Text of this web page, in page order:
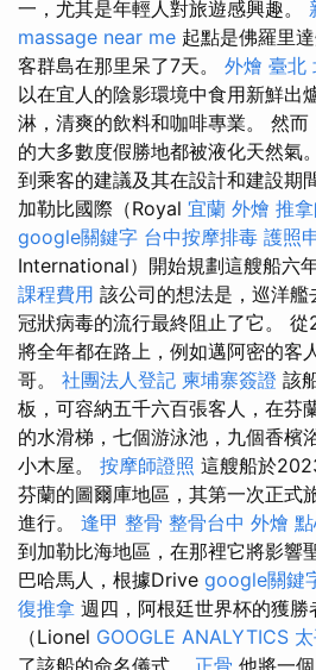
一，尤其是年輕人對旅遊感興趣。
massage near me 起點是佛羅里
客群島在那里呆了7天。 外燴 臺北
以在宜人的陰影環境中食用新鮮出
淋，清爽的飲料和咖啡專業。 然
的大多數度假勝地都被液化天然氣。
到乘客的建議及其在設計和建設期
加勒比國際（Royal 宜蘭 外燴 推
google關鍵字 台中按摩排毒 護照
International）開始規劃這艘船六
課程費用 該公司的想法是，巡洋艦
冠狀病毒的流行最終阻止了它。
將全年都在路上，例如邁阿密的客
哥。 社團法人登記 柬埔寨簽證 該
板，可容納五千六百張客人，在芬
的水滑梯，七個游泳池，九個香
小木屋。 按摩師證照 這艘船於
芬蘭的圖爾庫地區，其第一次正式
進行。 逢甲 整骨 整骨台中 外燴
到加勒比海地區，在那裡它將影響
巴哈馬人，根據Drive google關鍵
復推拿 週四，阿根廷世界杯的獲勝
（Lionel GOOGLE ANALYTICS
了該船的命名儀式。 正骨 他將一